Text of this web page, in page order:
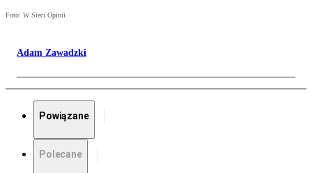
Foto: W Sieci Opinii
Adam Zawadzki
Powiązane
Polecane